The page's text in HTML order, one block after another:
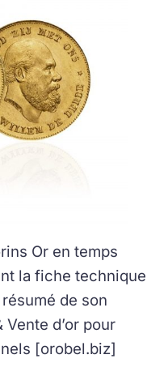
Or en temps
la fiche technique
de son
d’or pour
[orobel.biz]